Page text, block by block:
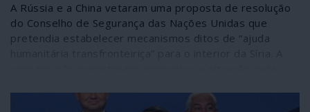
A Rússia e a China vetaram uma proposta de resolução
do Conselho de Segurança das Nações Unidas que
pretendia estabelecer mecanismos ditos de “ajuda
contra Damasco, Moscovo e Pequim. No entanto, se